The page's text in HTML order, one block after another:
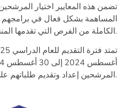
تضمن هذه المعايير اختيار
المساهمة بشكل فعال في برامجهم
الكاملة من الفرص التي تقدمها المنحة.
المرشحين إعداد وتقديم طلباتهم على الفور.